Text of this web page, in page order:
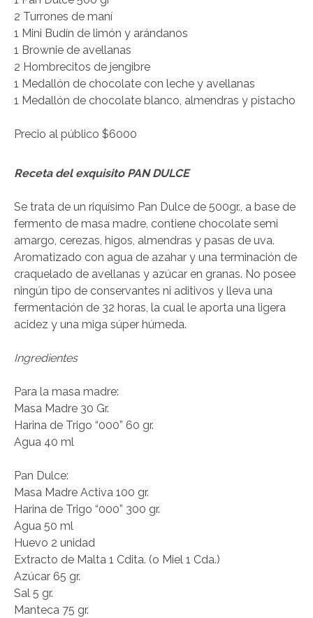
2 Turrones de maní
1 Mini Budín de limón y arándanos
1 Brownie de avellanas
2 Hombrecitos de jengibre
1 Medallón de chocolate con leche y avellanas
1 Medallón de chocolate blanco, almendras y pistacho
Precio al público $6000
Receta del exquisito PAN DULCE
Se trata de un riquísimo Pan Dulce de 500gr., a base de
fermento de masa madre, contiene chocolate semi
amargo, cerezas, higos, almendras y pasas de uva.
Aromatizado con agua de azahar y una terminación de
craquelado de avellanas y azúcar en granas. No posee
ningún tipo de conservantes ni aditivos y lleva una
fermentación de 32 horas, la cual le aporta una ligera
acidez y una miga súper húmeda.
Ingredientes
Para la masa madre:
Masa Madre 30 Gr.
Harina de Trigo “000” 60 gr.
Agua 40 ml
Pan Dulce:
Masa Madre Activa 100 gr.
Harina de Trigo “000” 300 gr.
Agua 50 ml
Huevo 2 unidad
Extracto de Malta 1 Cdita. (o Miel 1 Cda.)
Azúcar 65 gr.
Sal 5 gr.
Manteca 75 gr.